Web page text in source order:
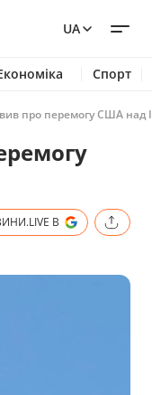
UA
Спорт
про перемогу США над
В